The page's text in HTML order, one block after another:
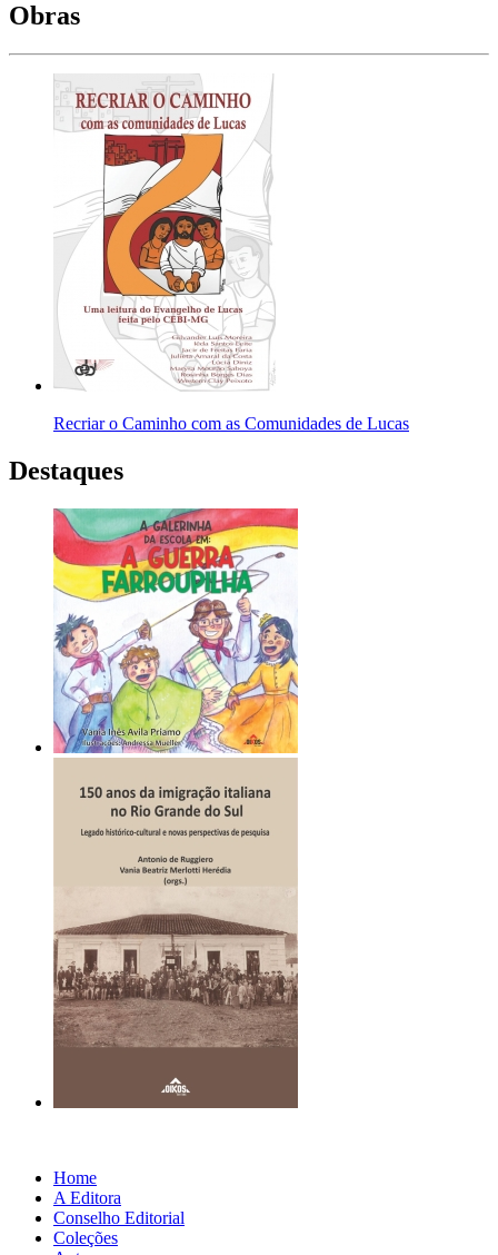
Obras
Recriar o Caminho com as Comunidades de Lucas
Destaques
Home
A Editora
Conselho Editorial
Coleções